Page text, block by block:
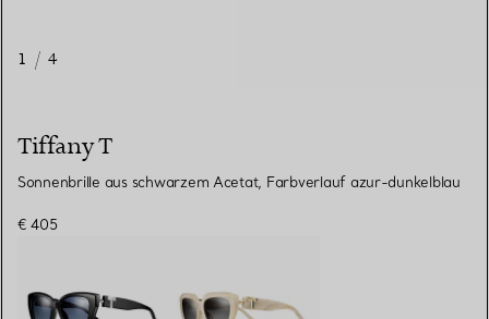
1 / 4
Tiffany T
Sonnenbrille aus schwarzem Acetat, Farbverlauf azur-dunkelblau
€ 405